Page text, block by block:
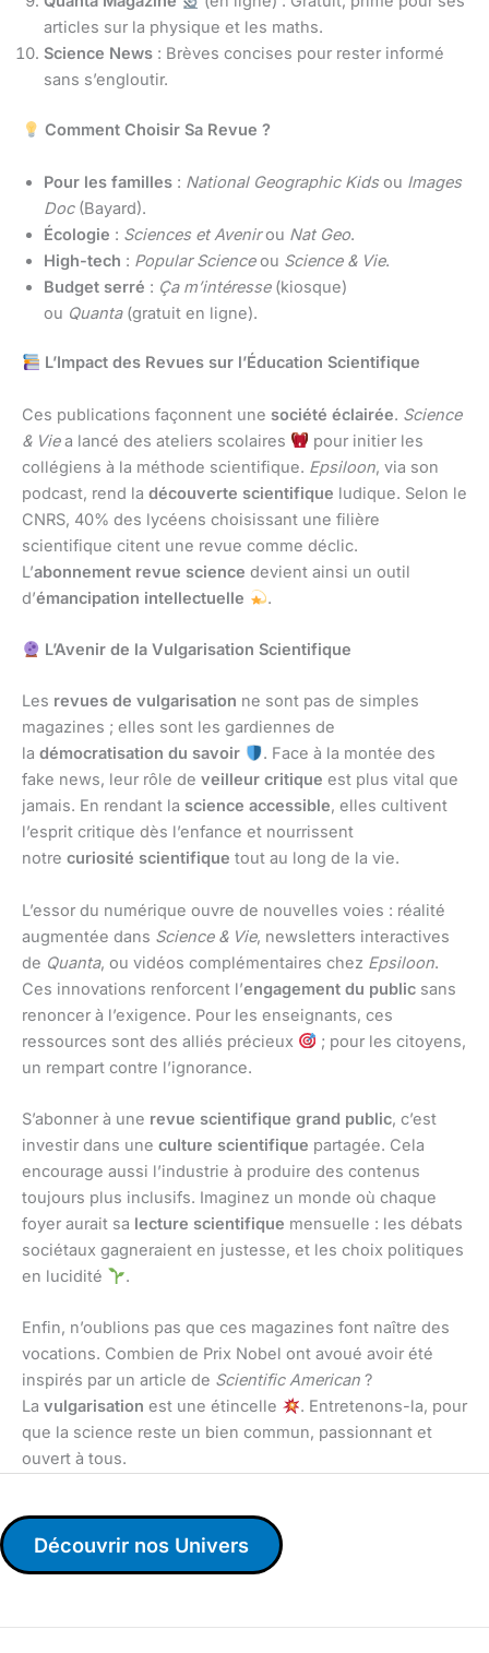
articles sur la physique et les maths.
Science News : Brèves concises pour rester informé
sans s’engloutir.
Comment Choisir Sa Revue ?
Pour les familles : National Geographic Kidsou Images
Doc(Bayard).
Écologie : Sciences et Avenirou Nat Geo.
High-tech : Popular Scienceou Science & Vie.
Budget serré : Ça m’intéresse(kiosque)
ou Quanta(gratuit en ligne).
L’Impact des Revues sur l’Éducation Scientifique
Ces publications façonnent une société éclairée. Science
& Viea lancé des ateliers scolaires
pour initier les
collégiens à la méthode scientifique. Epsiloon, via son
podcast, rend la découverte scientifique ludique. Selon le
CNRS, 40% des lycéens choisissant une filière
scientifique citent une revue comme déclic.
L’abonnement revue science devient ainsi un outil
d’émancipation intellectuelle .
L’Avenir de la Vulgarisation Scientifique
Les revues de vulgarisation ne sont pas de simples
magazines ; elles sont les gardiennes de
la démocratisation du savoir
. Face à la montée des
fake news, leur rôle de veilleur critique est plus vital que
jamais. En rendant la science accessible, elles cultivent
l’esprit critique dès l’enfance et nourrissent
notre curiosité scientifique tout au long de la vie.
L’essor du numérique ouvre de nouvelles voies : réalité
augmentée dans Science & Vie, newsletters interactives
de Quanta, ou vidéos complémentaires chez Epsiloon.
Ces innovations renforcent l’engagement du public sans
renoncer à l’exigence. Pour les enseignants, ces
ressources sont des alliés précieux
; pour les citoyens,
un rempart contre l’ignorance.
S’abonner à une revue scientifique grand public, c’est
investir dans une culture scientifique partagée. Cela
encourage aussi l’industrie à produire des contenus
toujours plus inclusifs. Imaginez un monde où chaque
foyer aurait sa lecture scientifique mensuelle : les débats
sociétaux gagneraient en justesse, et les choix politiques
en lucidité
.
Enfin, n’oublions pas que ces magazines font naître des
vocations. Combien de Prix Nobel ont avoué avoir été
inspirés par un article de Scientific American ?
La vulgarisation est une étincelle
. Entretenons-la, pour
que la science reste un bien commun, passionnant et
ouvert à tous.
Découvrir nos Univers